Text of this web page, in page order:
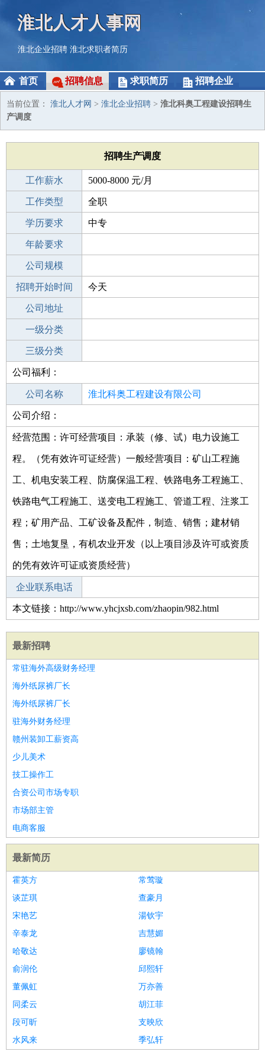
淮北人才人事网
淮北企业招聘 淮北求职者简历
首页 招聘信息 求职简历 招聘企业
当前位置： 淮北人才网 > 淮北企业招聘 > 淮北科奥工程建设招聘生
产调度
招聘生产调度
工作薪水 5000-8000 元/月
招聘人数
工作类型 全职
性别要求 -
学历要求 中专
工作经验
年龄要求
工作地点
公司规模
公司电话
招聘开始时间 今天
招聘结束时间
公司地址
一级分类
二级分类
三级分类
其他行业
公司福利：
公司名称 淮北科奥工程建设有限公司
公司类型
公司介绍：
经营范围：许可经营项目：承装（修、试）电力设施工
程。（凭有效许可证经营）一般经营项目：矿山工程施
工、机电安装工程、防腐保温工程、铁路电务工程施工、
铁路电气工程施工、送变电工程施工、管道工程、注浆工
程；矿用产品、工矿设备及配件，制造、销售；建材销
售；土地复垦，有机农业开发（以上项目涉及许可或资质
的凭有效许可证或资质经营）
企业联系电话
本文链接：http://www.yhcjxsb.com/zhaopin/982.html
最新招聘
常驻海外高级财务经理
海外纸尿裤厂长
海外纸尿裤厂长
驻海外财务经理
赣州装卸工薪资高
少儿美术
技工操作工
合资公司市场专职
市场部主管
电商客服
最新简历
霍英方
常莺璇
谈芷琪
查豪月
宋艳艺
湯钦宇
辛泰龙
吉慧媚
哈敬达
廖镜翰
俞润伦
邱熙轩
董佩虹
万亦善
同柔云
胡江菲
段可昕
支映欣
水风来
季弘轩